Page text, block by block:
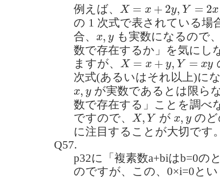
例えば、 X = x + 2y, Y = 2x
X= +2 y Y= 2x−
の 1 次式で表されている場
合、
x, y
x, y
も実数になるので
数で存在するか」を気にし
ますが、 X = x + y, Y = xy
X=x +y ,Y =xy
次式(あるいはそれ以上)に
x, y
x, y が実数であるとは限ら
数で存在する」ことを調べ
ですので、 X, Y
X,Y が x, y
x, y のど
に注目することが大切です
Q57.
p32に「複素数a+biはb=0
のですが、この、0×i=0と